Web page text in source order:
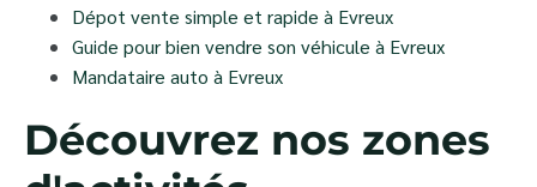
Dépot vente simple et rapide à Evreux
Guide pour bien vendre son véhicule à Evreux
Mandataire auto à Evreux
Découvrez nos zones